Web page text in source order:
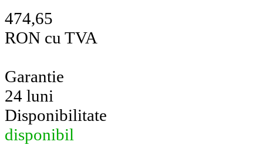
474,65
RON cu TVA
Garantie
24 luni
Disponibilitate
disponibil